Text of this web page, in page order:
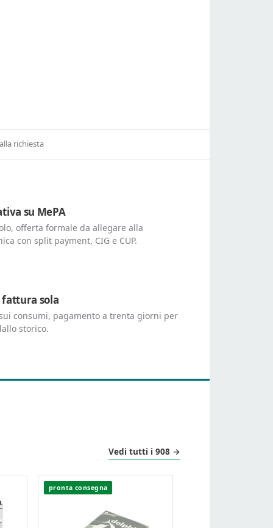
alla richiesta
su MePA
offerta formale da allegare alla
con split payment, CIG e CUP.
sola
consumi, pagamento a trenta giorni per
storico.
Vedi tutti i 908 →
pronta consegna